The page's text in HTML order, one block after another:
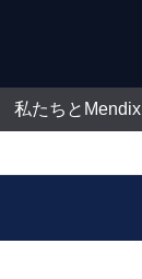
私たちとMendix